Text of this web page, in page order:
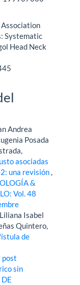
Association
Systematic
Head Neck
Andrea
Posada
asociadas
2: una revisión,
&
Vol. 48
Isabel
Quintero,
de
post
sin